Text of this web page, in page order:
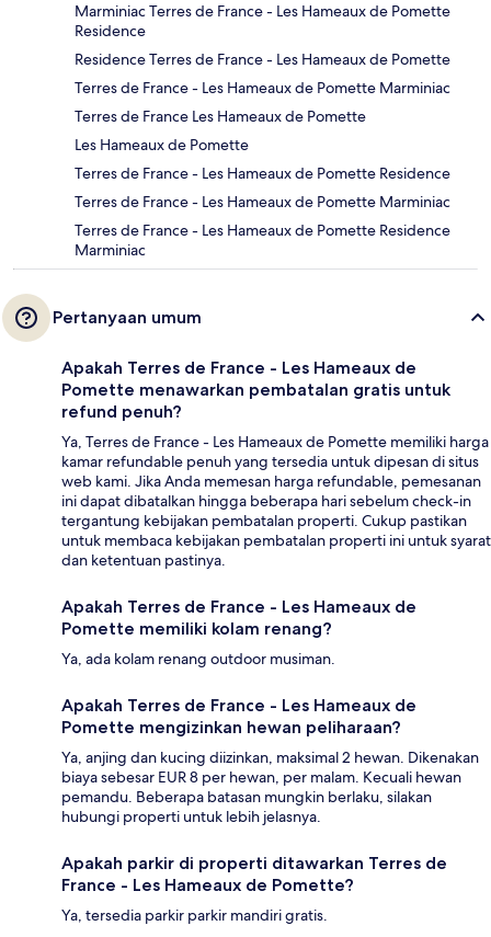
Marminiac Terres de France - Les Hameaux de Pomette
Residence
Residence Terres de France - Les Hameaux de Pomette
Terres de France - Les Hameaux de Pomette Marminiac
Terres de France Les Hameaux de Pomette
Les Hameaux de Pomette
Terres de France - Les Hameaux de Pomette Residence
Terres de France - Les Hameaux de Pomette Marminiac
Terres de France - Les Hameaux de Pomette Residence
Marminiac
Pertanyaan umum
Apakah Terres de France - Les Hameaux de
Pomette menawarkan pembatalan gratis untuk
refund penuh?
Ya, Terres de France - Les Hameaux de Pomette memiliki harga
kamar refundable penuh yang tersedia untuk dipesan di situs
web kami. Jika Anda memesan harga refundable, pemesanan
ini dapat dibatalkan hingga beberapa hari sebelum check-in
tergantung kebijakan pembatalan properti. Cukup pastikan
untuk membaca kebijakan pembatalan properti ini untuk syarat
dan ketentuan pastinya.
Apakah Terres de France - Les Hameaux de
Pomette memiliki kolam renang?
Ya, ada kolam renang outdoor musiman.
Apakah Terres de France - Les Hameaux de
Pomette mengizinkan hewan peliharaan?
Ya, anjing dan kucing diizinkan, maksimal 2 hewan. Dikenakan
biaya sebesar EUR 8 per hewan, per malam. Kecuali hewan
pemandu. Beberapa batasan mungkin berlaku, silakan
hubungi properti untuk lebih jelasnya.
Apakah parkir di properti ditawarkan Terres de
France - Les Hameaux de Pomette?
Ya, tersedia parkir parkir mandiri gratis.